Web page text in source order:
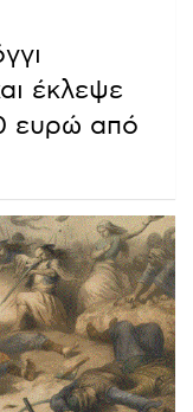
έκλεψε
ευρώ από